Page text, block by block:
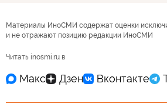
Материалы ИноСМИ содержат оценки
и не отражают позицию редакции ИноСМИ
Читать inosmi.ru в